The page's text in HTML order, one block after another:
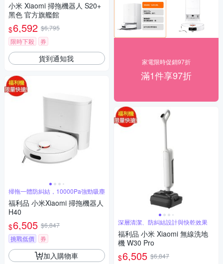
小米 Xiaomi 掃拖機器人 S20+
黑色 官方旗艦館
$6,592 $6,795
限時下殺
券
貨到通知我
掃拖一體防糾結，10000Pa強勁吸塵
福利品 小米Xiaomi 掃拖機器人
H40
$6,505 $6,847
挑戰低價
券
加入購物車
家電限時促銷97折
滿1件享97折
深層清潔、防糾結設計與快乾效果
福利品 小米 Xiaomi 無線洗地
機 W30 Pro
$6,505 $6,847